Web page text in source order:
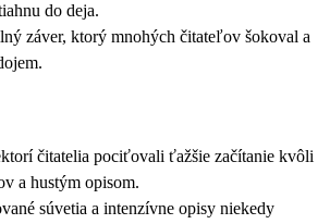
do deja.
záver, ktorý mnohých čitateľov šokoval a
čitatelia pociťovali ťažšie začítanie kvôli
a hustým opisom.
súvetia a intenzívne opisy niekedy